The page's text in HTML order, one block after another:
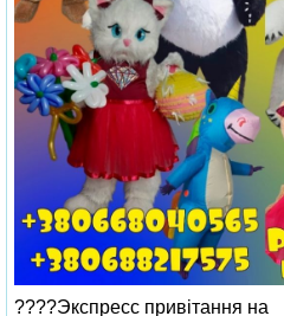
????Экспресс привітання на